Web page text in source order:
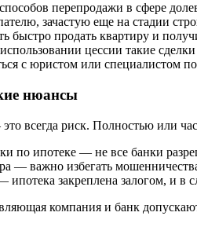
перепродажи в сфере
зачастую еще на стадии
продать квартиру и
цессии такие
с юристом или специалистом
нюансы
всегда риск. Полностью или
по ипотеке — не все банки
— важно избегать
ипотека закреплена залогом, и в
компания и банк